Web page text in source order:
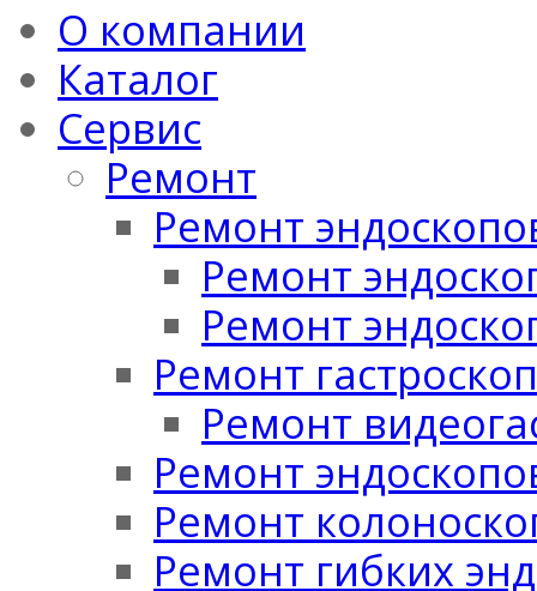
О компании
Каталог
Сервис
Ремонт
Ремонт
Ремонт
Ремонт
Ремонт
Ремонт
Ремонт
Ремонт
Ремонт гибких